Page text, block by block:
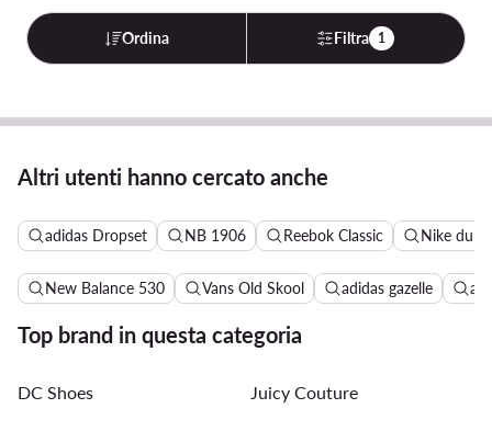
Ordina Filtra 1
Altri utenti hanno cercato anche
adidas Dropset NB 1906 Reebok Classic Nike dunk
New Balance 530 Vans Old Skool adidas gazelle
Top brand in questa categoria
DC Shoes Juicy Couture